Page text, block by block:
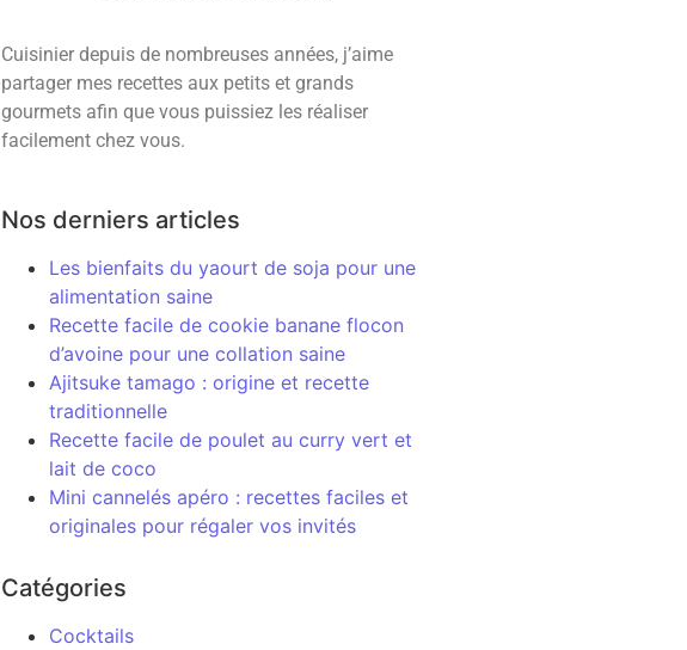
Cuisinier depuis de nombreuses années, j’aime
partager mes recettes aux petits et grands
gourmets afin que vous puissiez les réaliser
facilement chez vous.
Nos derniers articles
Les bienfaits du yaourt de soja pour une
alimentation saine
Recette facile de cookie banane flocon
d’avoine pour une collation saine
Ajitsuke tamago : origine et recette
traditionnelle
Recette facile de poulet au curry vert et
lait de coco
Mini cannelés apéro : recettes faciles et
originales pour régaler vos invités
Catégories
Cocktails